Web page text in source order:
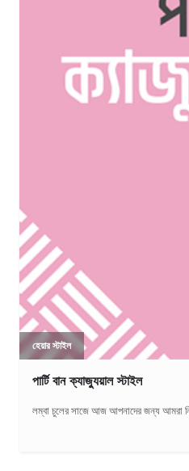
হেয়ার স্টাইল
পার্টি বান ক্যাজ্যুয়াল স্টাইল
লম্বা চুলের সাজে আজ আপনাদের জন্য আমরা